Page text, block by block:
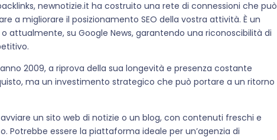
newnotizie.it ha costruito una rete di connessioni che può
a migliorare il posizionamento SEO della vostra attività. È un
attualmente, su Google News, garantendo una riconoscibilità di
2009, a riprova della sua longevità e presenza costante
ma un investimento strategico che può portare a un ritorno
un sito web di notizie o un blog, con contenuti freschi e
Potrebbe essere la piattaforma ideale per un’agenzia di